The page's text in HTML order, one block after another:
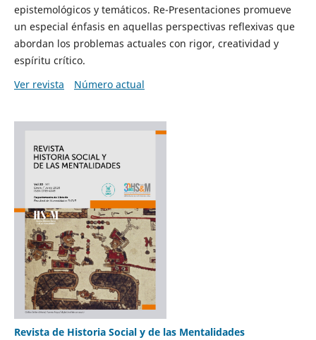
epistemológicos y temáticos. Re-Presentaciones promueve
un especial énfasis en aquellas perspectivas reflexivas que
abordan los problemas actuales con rigor, creatividad y
espíritu crítico.
Ver revista
Número actual
Revista de Historia Social y de las Mentalidades